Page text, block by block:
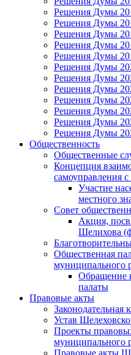
Решения Думы
Решения Думы
Решения Думы
Решения Думы
Решения Думы
Решения Думы
Решения Думы
Решения Думы
Решения Думы
Решения Думы
Решения Думы
Решения Думы
Общественность
Общественные
Концепция
самоуправления
Участие
местного
Совет
Акция,
Шелихова
Общественная
муниципального
Обращение
палаты
Правовые акты
Законодательная
Устав
Проекты
муниципального
Правовые акты